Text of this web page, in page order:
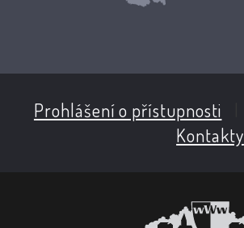
Prohlášení o přístupnosti
Kontakty